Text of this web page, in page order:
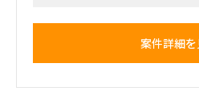
の動きと課題や進捗を管理する
案件詳細を